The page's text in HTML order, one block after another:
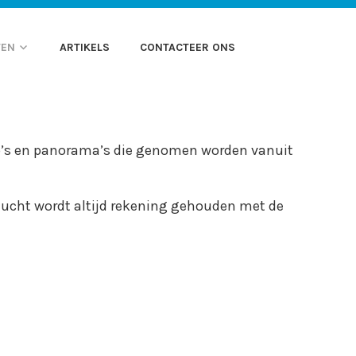
ARTIKELS CONTACTEER ONS
en panorama’s die genomen worden vanuit
wordt altijd rekening gehouden met de